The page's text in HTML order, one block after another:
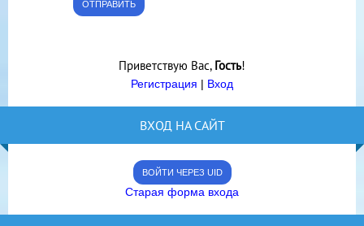
ОТПРАВИТЬ
Приветствую Вас, Гость!
Регистрация | Вход
ВХОД НА САЙТ
ВОЙТИ ЧЕРЕЗ UID
Старая форма входа